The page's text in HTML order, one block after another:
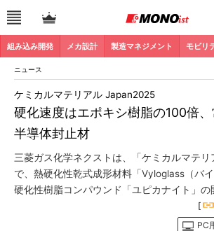
組み込み開発 メカ設計 製造マネジメント モビリ
ニュース
硬化速度はエポキシ樹脂の100倍
半導体封止材
ケミカルマテリアル Japan2025
三菱ガス化学ネクストは、「ケミカルマテリ
で、熱硬化性乾式成形材料「Vyloglass（バ
硬化性樹脂コンパウンド「ユピカナイト」の
[
PC